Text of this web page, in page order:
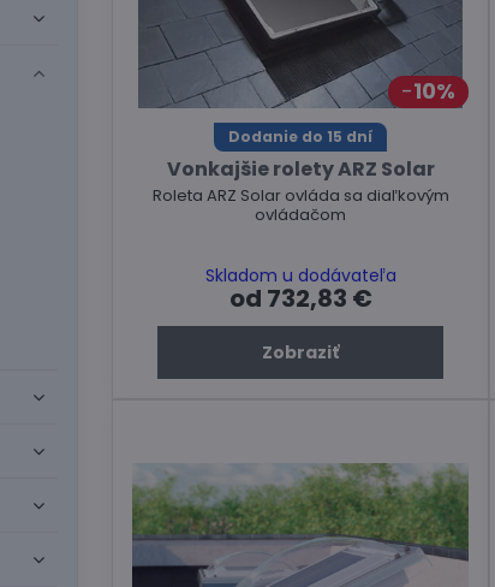
10%
Dodanie do 15 dní
Vonkajšie rolety ARZ Solar
Roleta ARZ Solar ovláda sa diaľkovým
ovládačom
Skladom u dodávateľa
od 732,83 €
Zobraziť